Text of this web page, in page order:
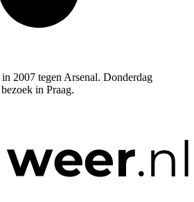
in 2007 tegen Arsenal. Donderdag
in Praag.